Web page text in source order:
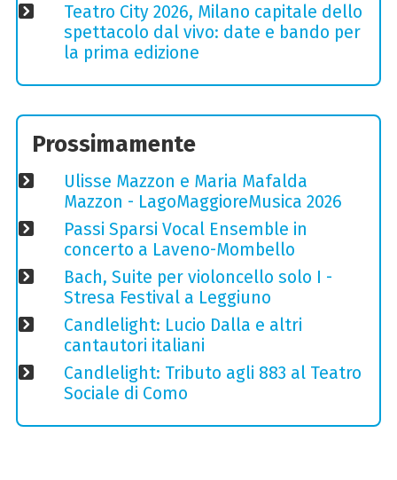
Teatro City 2026, Milano capitale dello
spettacolo dal vivo: date e bando per
la prima edizione
Prossimamente
Ulisse Mazzon e Maria Mafalda
Mazzon - LagoMaggioreMusica 2026
Passi Sparsi Vocal Ensemble in
concerto a Laveno-Mombello
Bach, Suite per violoncello solo I -
Stresa Festival a Leggiuno
Candlelight: Lucio Dalla e altri
cantautori italiani
Candlelight: Tributo agli 883 al Teatro
Sociale di Como